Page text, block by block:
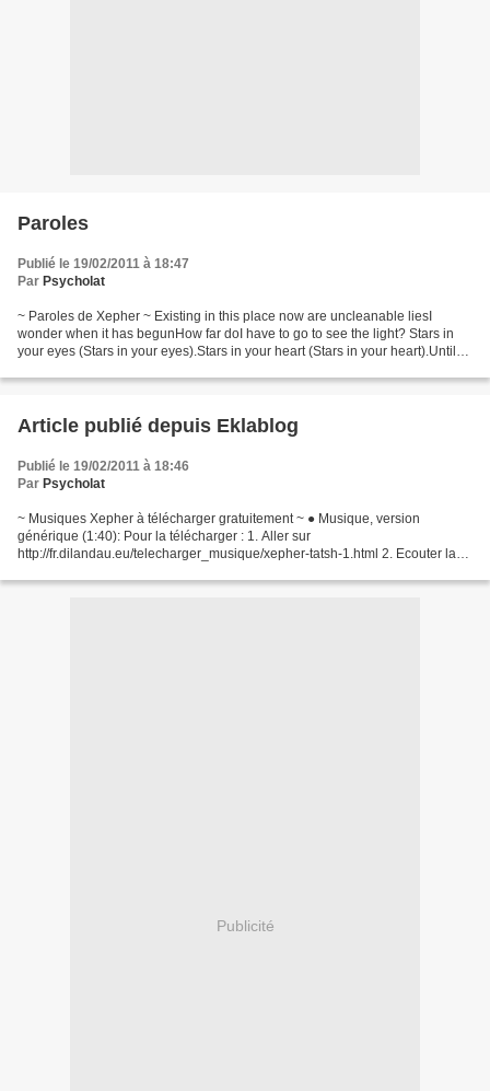
Paroles
Publié le 19/02/2011 à 18:47
Par Psycholat
~ Paroles de Xepher ~ Existing in this place now are uncleanable liesI
wonder when it has begunHow far doI have to go to see the light? Stars in
your eyes (Stars in your eyes).Stars in your heart (Stars in your heart).Until
Article publié depuis Eklablog
Publié le 19/02/2011 à 18:46
Par Psycholat
~ Musiques Xepher à télécharger gratuitement ~ ● Musique, version
générique (1:40): Pour la télécharger : 1. Aller sur
http://fr.dilandau.eu/telecharger_musique/xepher-tatsh-1.html 2. Ecouter la
Publicité